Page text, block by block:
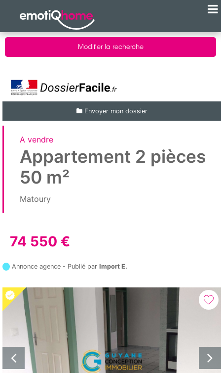
Modifier la recherche
Envoyer mon dossier
A vendre
Appartement 2 pièces
50 m²
Matoury
74 550 €
Annonce agence - Publié parImport E.